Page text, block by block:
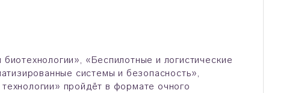
«Беспилотные и логистические
системы и безопасность»,
пройдёт в формате очного